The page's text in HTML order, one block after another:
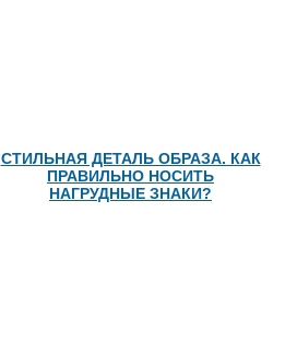
СТИЛЬНАЯ ДЕТАЛЬ ОБРАЗА. КАК
ПРАВИЛЬНО НОСИТЬ
НАГРУДНЫЕ ЗНАКИ?